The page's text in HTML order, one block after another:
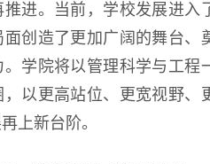
进。当前，学校发展进入
面创造了更加广阔的舞台、
学院将以管理科学与工
以更高站位、更宽视野、
上新台阶。